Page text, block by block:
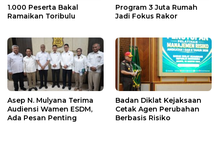
1.000 Peserta Bakal
Ramaikan Toribulu
Program 3 Juta Rumah
Jadi Fokus Rakor
Asep N. Mulyana Terima
Audiensi Wamen ESDM,
Ada Pesan Penting
Badan Diklat Kejaksaan
Cetak Agen Perubahan
Berbasis Risiko